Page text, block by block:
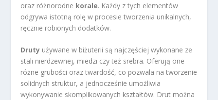
oraz różnorodne korale. Każdy z tych elementów
odgrywa istotną rolę w procesie tworzenia unikalnych,
ręcznie robionych dodatków.
Druty używane w biżuterii są najczęściej wykonane ze
stali nierdzewnej, miedzi czy też srebra. Oferują one
różne grubości oraz twardość, co pozwala na tworzenie
solidnych struktur, a jednocześnie umożliwia
wykonywanie skomplikowanych kształtów. Drut można